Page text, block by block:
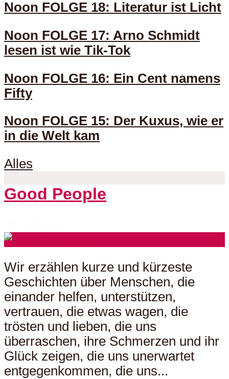
Noon FOLGE 18: Literatur ist Licht
Noon FOLGE 17: Arno Schmidt
lesen ist wie Tik-Tok
Noon FOLGE 16: Ein Cent namens
Fifty
Noon FOLGE 15: Der Kuxus, wie er
in die Welt kam
Alles
Good People
Wir erzählen kurze und kürzeste
Geschichten über Menschen, die
einander helfen, unterstützen,
vertrauen, die etwas wagen, die
trösten und lieben, die uns
überraschen, ihre Schmerzen und ihr
Glück zeigen, die uns unerwartet
entgegenkommen, die uns...